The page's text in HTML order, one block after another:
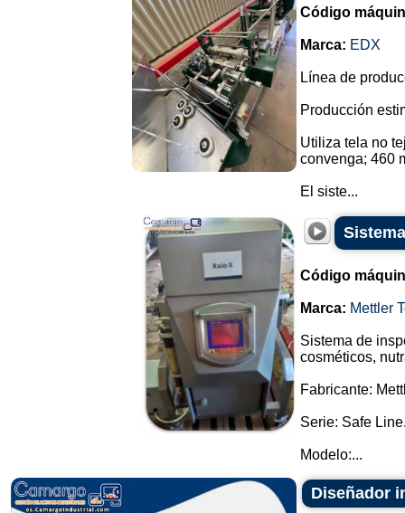
Código
Marca: EDX
Línea de
Producción
Utiliza tela no
convenga; 460
El siste...
Código
Marca: Mettler
Sistema de
cosméticos,
Fabricante:
Serie: Safe
Modelo:...
Diseñador